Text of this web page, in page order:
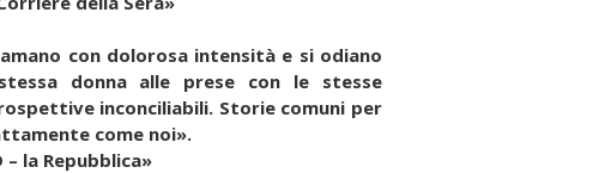
con dolorosa intensità e si odiano
donna alle prese con le stesse
inconciliabili. Storie comuni per
come noi».
– la Repubblica»